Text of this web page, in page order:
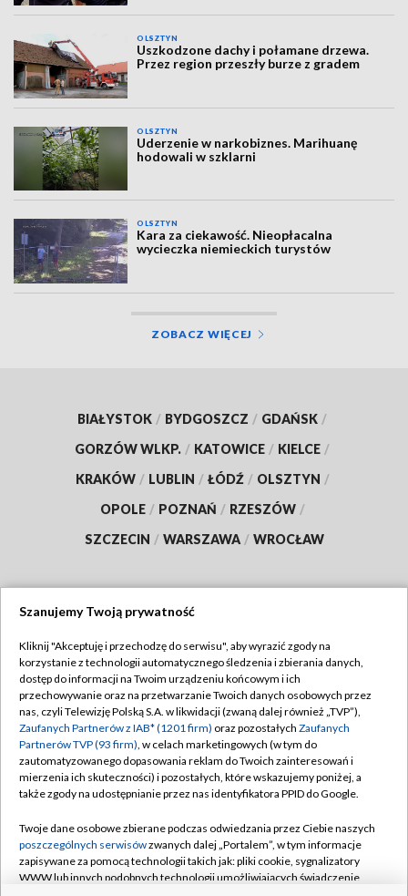
OLSZTYN
Uszkodzone dachy i połamane drzewa.
Przez region przeszły burze z gradem
OLSZTYN
Uderzenie w narkobiznes. Marihuanę
hodowali w szklarni
OLSZTYN
Kara za ciekawość. Nieopłacalna
wycieczka niemieckich turystów
ZOBACZ WIĘCEJ
BIAŁYSTOK / BYDGOSZCZ / GDAŃSK /
GORZÓW WLKP. / KATOWICE / KIELCE /
KRAKÓW / LUBLIN / ŁÓDŹ / OLSZTYN /
OPOLE / POZNAŃ / RZESZÓW /
SZCZECIN / WARSZAWA / WROCŁAW
TVP
Abonament TVP
Emisja w TVP
Centrum informacji TVP
Naziemna Telewizja Cyfrowa
Rada Programowa
System NOS
Regulamin TVP
Polityka prywatności
Moje zgody
Pomoc
Kontakt
Szanujemy Twoją prywatność
Kliknij "Akceptuję i przechodzę do serwisu", aby wyrazić zgody na
korzystanie z technologii automatycznego śledzenia i zbierania danych,
dostęp do informacji na Twoim urządzeniu końcowym i ich
przechowywanie oraz na przetwarzanie Twoich danych osobowych przez
nas, czyli Telewizję Polską S.A. w likwidacji (zwaną dalej również „TVP”),
Zaufanych Partnerów z IAB* (1201 firm) oraz pozostałych Zaufanych
Partnerów TVP (93 firm), w celach marketingowych (w tym do
zautomatyzowanego dopasowania reklam do Twoich zainteresowań i
mierzenia ich skuteczności) i pozostałych, które wskazujemy poniżej, a
także zgody na udostępnianie przez nas identyfikatora PPID do Google.
Twoje dane osobowe zbierane podczas odwiedzania przez Ciebie naszych
poszczególnych serwisówzwanych dalej „Portalem”, w tym informacje
zapisywane za pomocą technologii takich jak: pliki cookie, sygnalizatory
WWW lub innych podobnych technologii umożliwiających świadczenie